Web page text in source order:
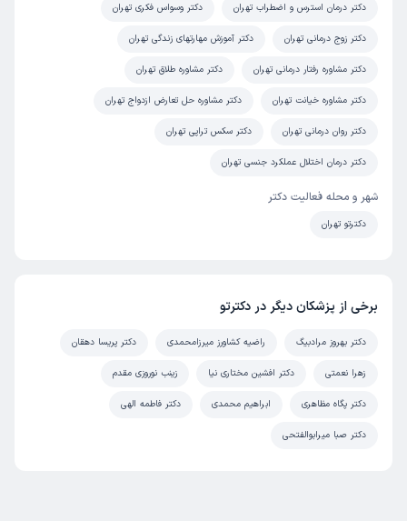
دکتر درمان استرس و اضطراب تهران دکتر وسواس فکری تهران
دکتر زوج درمانی تهران دکتر آموزش مهارتهای زندگی تهران
دکتر مشاوره رفتار درمانی تهران دکتر مشاوره طلاق تهران
دکتر مشاوره خیانت تهران دکتر مشاوره حل تعارض ازدواج تهران
دکتر روان درمانی تهران دکتر سکس تراپی تهران
دکتر درمان اختلال عملکرد جنسی تهران
شهر و محله فعالیت دکتر
دکترتو تهران
برخی از پزشکان دیگر در دکترتو
دکتر بهروز مرادبیگ راضیه کشاورز میرزامحمدی دکتر پریسا دهقان
زهرا نعمتی دکتر افشین مختاری نیا زینب نوروزی مقدم
دکتر پگاه مظاهری ابراهیم محمدی دکتر فاطمه الهی
دکتر صبا میرابوالفتحی